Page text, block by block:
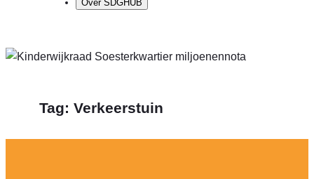
Over SDGHUB
Tag: Verkeerstuin